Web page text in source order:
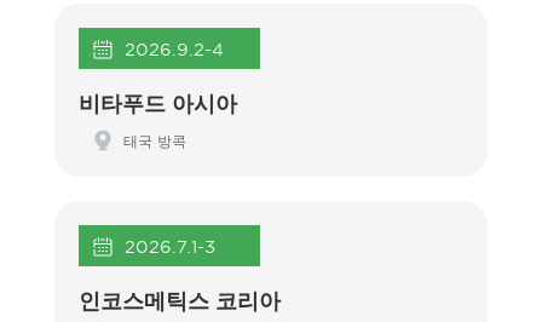
2026.9.2-4
비타푸드 아시아
태국 방콕
2026.7.1-3
인코스메틱스 코리아